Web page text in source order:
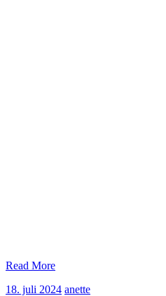
Read More
18. juli 202418.
anetteanette